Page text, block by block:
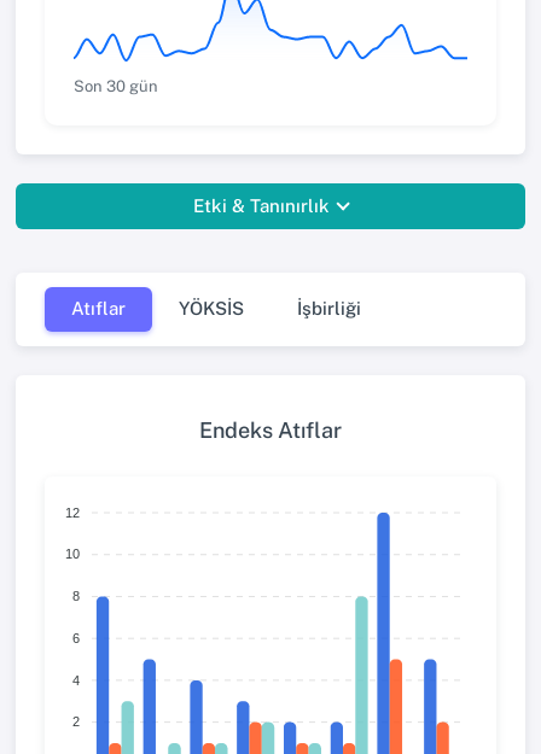
Son 30 gün
Etki & Tanınırlık
Atıflar YÖKSİS İşbirliği
Endeks Atıflar
12
10
8
6
4
2